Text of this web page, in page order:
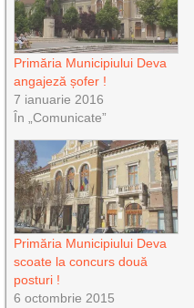
Primăria Municipiului Deva
angajeză șofer !
7 ianuarie 2016
În „Comunicate”
Primăria Municipiului Deva
scoate la concurs două
posturi !
6 octombrie 2015